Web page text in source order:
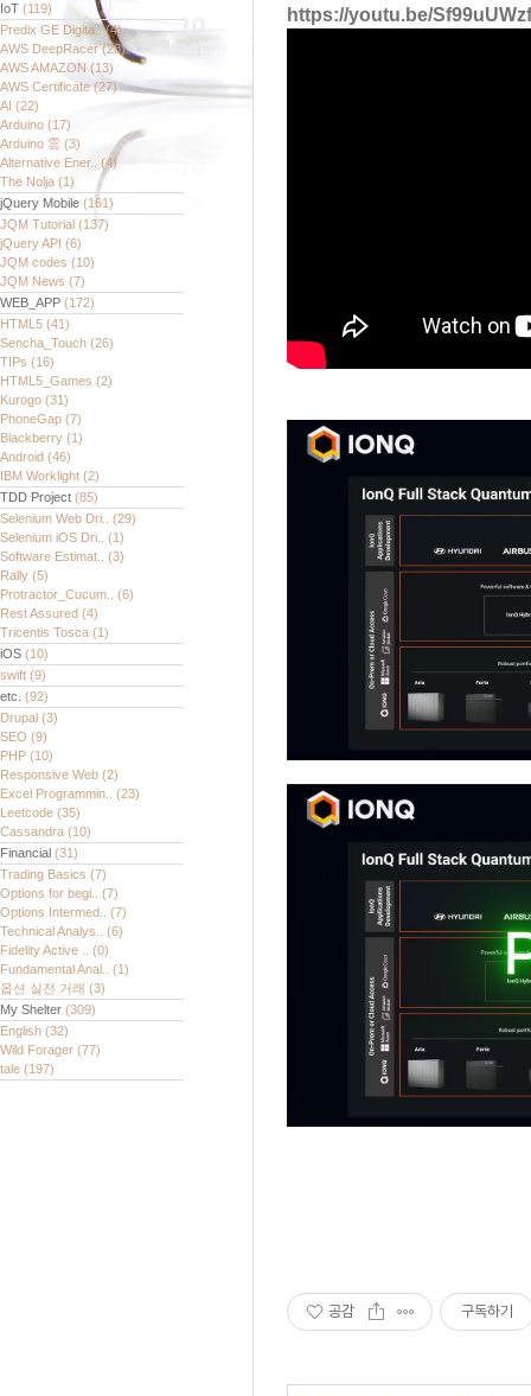
IoT (119)
Predix GE Digita..(4)
AWS DeepRacer(28)
AWS AMAZON (13)
AWS Certificate(27)
AI (22)
Arduino (17)
Arduino 雲 (3)
Alternative Ener.. (4)
The Nolja (1)
jQuery Mobile (161)
JQM Tutorial (137)
jQuery API (6)
JQM codes (10)
JQM News (7)
WEB_APP (172)
HTML5 (41)
Sencha_Touch (26)
TIPs (16)
HTML5_Games (2)
Kurogo (31)
PhoneGap (7)
Blackberry (1)
Android (46)
IBM Worklight (2)
TDD Project (85)
Selenium Web Dri.. (29)
Selenium iOS Dri.. (1)
Software Estimat.. (3)
Rally (5)
Protractor_Cucum.. (6)
Rest Assured (4)
Tricentis Tosca (1)
iOS (10)
swift (9)
etc. (92)
Drupal (3)
SEO (9)
PHP (10)
Responsive Web (2)
Excel Programmin.. (23)
Leetcode (35)
Cassandra (10)
Financial (31)
Trading Basics (7)
Options for begi.. (7)
Options Intermed.. (7)
Technical Analys.. (6)
Fidelity Active .. (0)
Fundamental Anal.. (1)
옵션 실전 거래 (3)
My Shelter (309)
English (32)
Wild Forager (77)
tale (197)
https://youtu.be/
공감 구독하기